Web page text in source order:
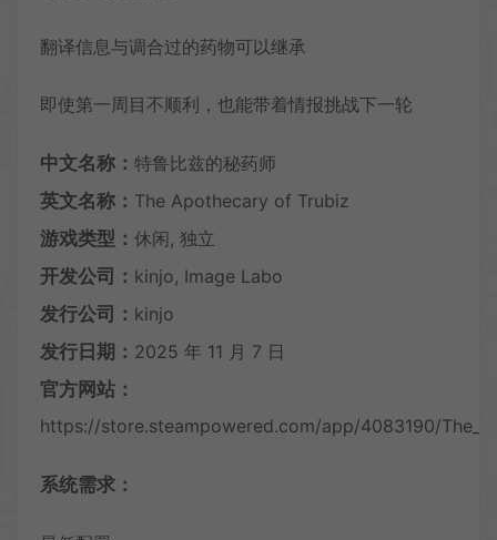
翻译信息与调合过的药物可以继承
即使第一周目不顺利，也能带着情报挑战下一轮
中文名称： 特鲁比兹的秘药师
英文名称： The Apothecary of Trubiz
游戏类型： 休闲, 独立
开发公司： kinjo, Image Labo
发行公司： kinjo
发行日期： 2025 年 11 月 7 日
官方网站：
https://store.steampowered.com/app/4083190/
系统需求：